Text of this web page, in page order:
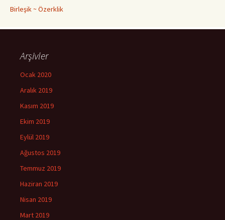
Birleşik ~ Özerklik
Arşivler
Ocak 2020
Aralık 2019
Kasım 2019
Ekim 2019
Eylül 2019
Ağustos 2019
Temmuz 2019
Haziran 2019
Nisan 2019
Mart 2019